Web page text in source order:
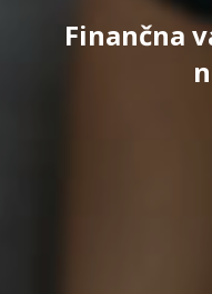
Finančna